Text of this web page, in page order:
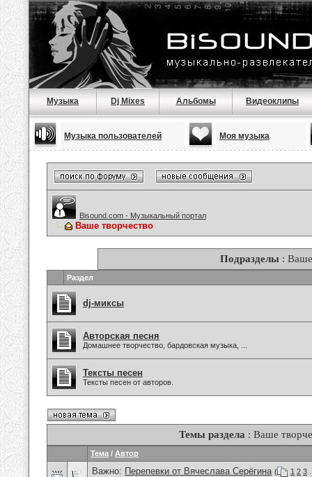
Музыка Dj Mixes Альбомы Видеоклипы
Музыка пользователей Моя музыка
Bisound.com - Музыкальный портал
Ваше творчество
Подразделы :
Раздел
dj-миксы
Авторская песня
Домашнее творчество, бардовская музыка, ...
Тексты песен
Тексты песен от авторов.
Темы раздела : Ваше
Тема / Автор
Важно: Перепевки от Вячеслава Серёгина ( 1 2 3